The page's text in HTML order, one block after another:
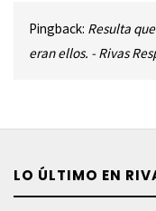
Pingback: Resulta
eran ellos. - Rivas
LO ÚLTIMO EN